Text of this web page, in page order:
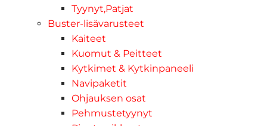
Tyynyt,Patjat
Buster-lisävarusteet
Kaiteet
Kuomut & Peitteet
Kytkimet & Kytkinpaneeli
Navipaketit
Ohjauksen osat
Pehmustetyynyt